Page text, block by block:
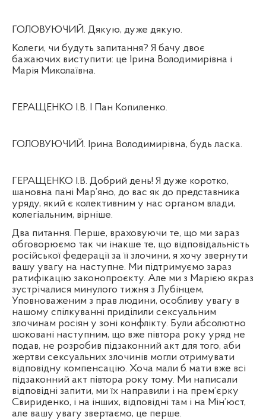
ГОЛОВУЮЧИЙ. Дякую, дуже дякую.
Колеги, чи будуть запитання? Я бачу двоє
бажаючих виступити: це Ірина Володимирівна і
Марія Миколаївна.
ГЕРАЩЕНКО І.В. І Пан Копиленко.
ГОЛОВУЮЧИЙ. Ірина Володимирівна, будь ласка.
ГЕРАЩЕНКО І.В. Добрий день! Я дуже коротко,
шановна пані Мар’яно, до вас як до представника
уряду, який є колективним у нас органом влади,
колегіальним, вірніше.
Два питання. Перше, враховуючи те, що ми зараз
обговорюємо так чи інакше те, що відповідальність
російської федерації за її злочини, я хочу звернути
вашу увагу на наступне. Ми підтримуємо зараз
ратифікацію законопроєкту. Але ми з Марією якраз
зустрічалися минулого тижня з Лубінцем,
Уповноваженим з прав людини, особливу увагу в
нашому спілкуванні приділили сексуальним
злочинам росіян у зоні конфлікту. Були абсолютно
шоковані наступним, що вже півтора року уряд не
подав, не розробив підзаконний акт для того, аби
жертви сексуальних злочинів могли отримувати
відповідну компенсацію. Хоча мали б мати вже всі
підзаконний акт півтора року тому. Ми написали
відповідні запити, ми їх направили і на прем’єрку
Свириденко, і на інших, відповідні там і на Мін’юст,
але вашу увагу звертаємо, це перше.